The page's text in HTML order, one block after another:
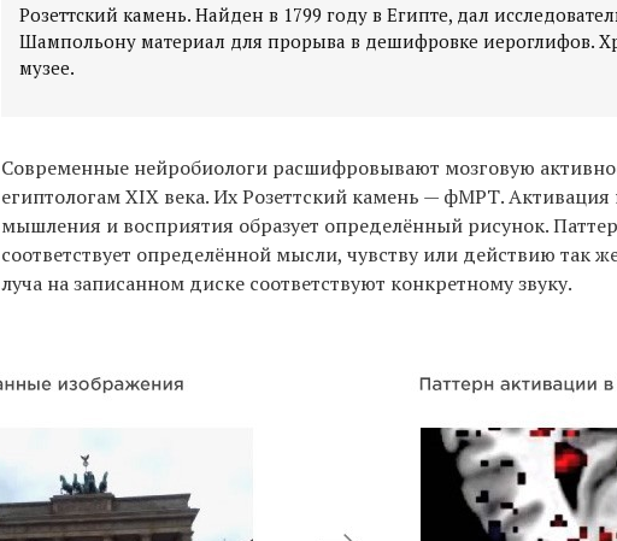
Розеттский камень. Найден в 1799 году в Египте, дал
Шампольону материал для прорыва в дешифровке иероглифов.
Современные нейробиологи расшифровывают мозговую
египтологам XIX века. Их Розеттский камень — фМРТ.
мышления и восприятия образует определённый рисунок.
соответствует определённой мысли, чувству или действию так
луча на записанном диске соответствуют конкретному звуку.